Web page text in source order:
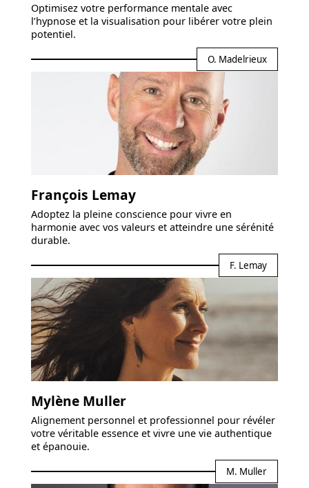
Optimisez votre performance mentale avec
l’hypnose et la visualisation pour libérer votre plein
potentiel.
O. Madelrieux
François Lemay
Adoptez la pleine conscience pour vivre en
harmonie avec vos valeurs et atteindre une sérénité
durable.
F. Lemay
Mylène Muller
Alignement personnel et professionnel pour révéler
votre véritable essence et vivre une vie authentique
et épanouie.
M. Muller